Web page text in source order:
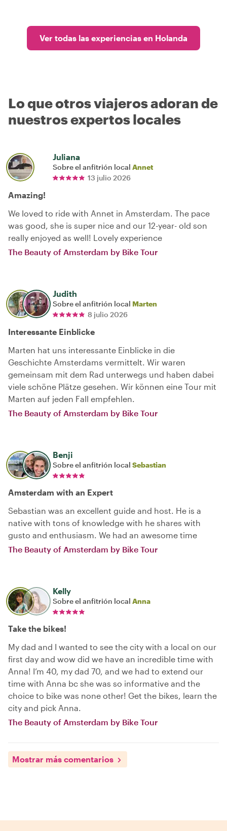
Ver todas las experiencias en Holanda
Lo que otros viajeros adoran de
nuestros expertos locales
Juliana
Sobre el anfitrión local Annet
13 julio 2026
Amazing!
We loved to ride with Annet in Amsterdam. The pace
was good, she is super nice and our 12-year- old son
really enjoyed as well! Lovely experience
The Beauty of Amsterdam by Bike Tour
Judith
Sobre el anfitrión local Marten
8 julio 2026
Interessante Einblicke
Marten hat uns interessante Einblicke in die
Geschichte Amsterdams vermittelt. Wir waren
gemeinsam mit dem Rad unterwegs und haben dabei
viele schöne Plätze gesehen. Wir können eine Tour mit
Marten auf jeden Fall empfehlen.
The Beauty of Amsterdam by Bike Tour
Benji
Sobre el anfitrión local Sebastian
Amsterdam with an Expert
Sebastian was an excellent guide and host. He is a
native with tons of knowledge with he shares with
gusto and enthusiasm. We had an awesome time
The Beauty of Amsterdam by Bike Tour
Kelly
Sobre el anfitrión local Anna
Take the bikes!
My dad and I wanted to see the city with a local on our
first day and wow did we have an incredible time with
Anna! I’m 40, my dad 70, and we had to extend our
time with Anna bc she was so informative and the
choice to bike was none other! Get the bikes, learn the
city and pick Anna.
The Beauty of Amsterdam by Bike Tour
Mostrar más comentarios